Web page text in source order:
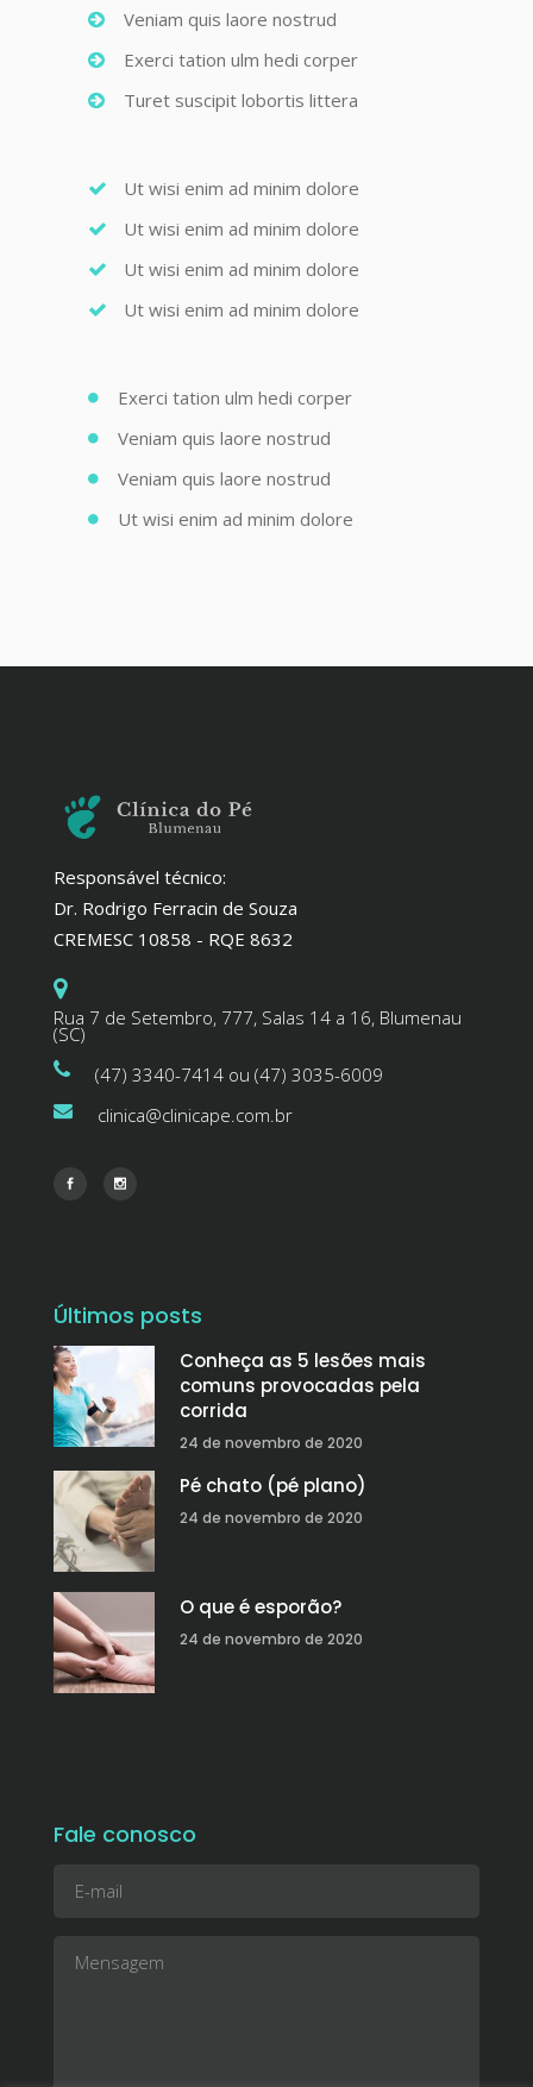
Veniam quis laore nostrud
Exerci tation ulm hedi corper
Turet suscipit lobortis littera
Ut wisi enim ad minim dolore
Ut wisi enim ad minim dolore
Ut wisi enim ad minim dolore
Ut wisi enim ad minim dolore
Exerci tation ulm hedi corper
Veniam quis laore nostrud
Veniam quis laore nostrud
Ut wisi enim ad minim dolore
Responsável técnico:
Dr. Rodrigo Ferracin de Souza
CREMESC 10858 - RQE 8632
Rua 7 de Setembro, 777, Salas 14 a 16, Blumenau
(SC)
(47) 3340-7414 ou (47) 3035-6009
clinica@clinicape.com.br
Últimos posts
Conheça as 5 lesões mais
comuns provocadas pela
corrida
24 de novembro de 2020
Pé chato (pé plano)
24 de novembro de 2020
O que é esporão?
24 de novembro de 2020
Fale conosco